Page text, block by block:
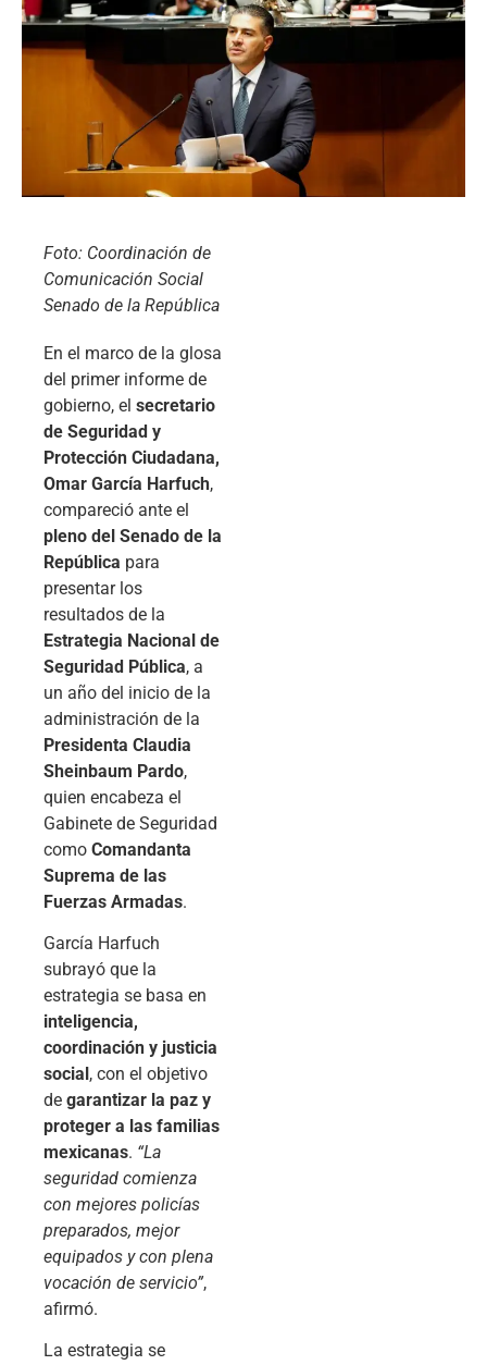
Foto: Coordinación de
Comunicación Social
Senado de la República
En el marco de la glosa
del primer informe de
gobierno, el secretario
de Seguridad y
Protección Ciudadana,
Omar García Harfuch,
compareció ante el
pleno del Senado de la
República para
presentar los
resultados de la
Estrategia Nacional de
Seguridad Pública, a
un año del inicio de la
administración de la
Presidenta Claudia
Sheinbaum Pardo,
quien encabeza el
Gabinete de Seguridad
como Comandanta
Suprema de las
Fuerzas Armadas.
García Harfuch
subrayó que la
estrategia se basa en
inteligencia,
coordinación y justicia
social, con el objetivo
de garantizar la paz y
proteger a las familias
mexicanas. “La
seguridad comienza
con mejores policías
preparados, mejor
equipados y con plena
vocación de servicio”,
afirmó.
La estrategia se